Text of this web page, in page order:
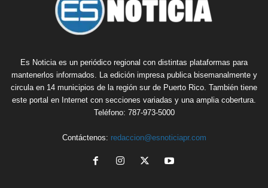
Es Noticia es un periódico regional con distintas plataformas para
mantenerlos informados. La edición impresa publica bisemanalmente y
circula en 14 municipios de la región sur de Puerto Rico. También tiene
este portal en Internet con secciones variadas y una amplia cobertura.
Teléfono: 787-973-5000
Contáctenos: redaccion@esnoticiapr.com